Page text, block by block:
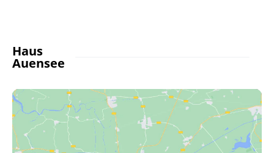
Haus
Auensee